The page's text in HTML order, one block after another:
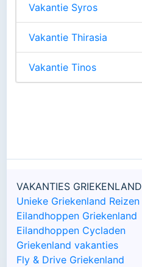
Vakantie Syros
Vakantie Thirasia
Vakantie Tinos
VAKANTIES GRIEKENLAND
Unieke Griekenland Reizen
Eilandhoppen Griekenland
Eilandhoppen Cycladen
Griekenland vakanties
Fly & Drive Griekenland